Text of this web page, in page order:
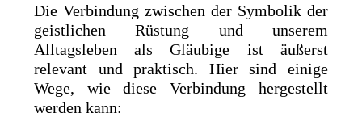
Die Verbindung zwischen der Symbolik der
geistlichen Rüstung und unserem
Alltagsleben als Gläubige ist äußerst
relevant und praktisch. Hier sind einige
Wege, wie diese Verbindung hergestellt
werden kann: